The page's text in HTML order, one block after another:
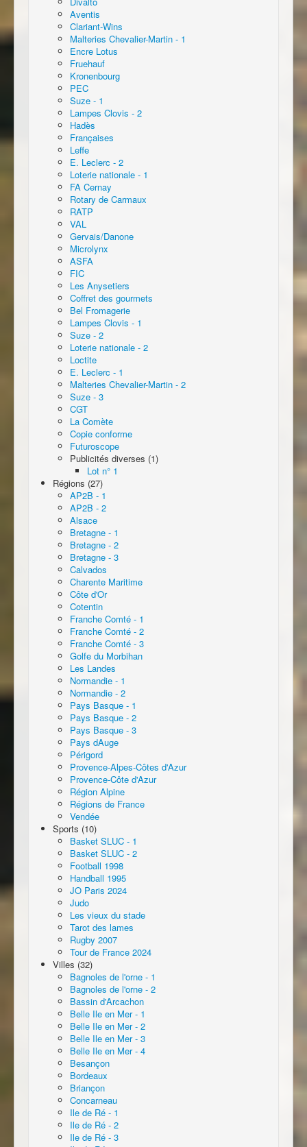
Aventis
Clariant-Wins
Malteries Chevalier-Martin - 1
Encre Lotus
Fruehauf
Kronenbourg
PEC
Suze - 1
Lampes Clovis - 2
Hadès
Françaises
Leffe
E. Leclerc - 2
Loterie nationale - 1
FA Cernay
Rotary de Carmaux
RATP
VAL
Gervais/Danone
Microlynx
ASFA
FIC
Les Anysetiers
Coffret des gourmets
Bel Fromagerie
Lampes Clovis - 1
Suze - 2
Loterie nationale - 2
Loctite
E. Leclerc - 1
Malteries Chevalier-Martin - 2
Suze - 3
CGT
La Comète
Copie conforme
Futuroscope
Publicités diverses (1)
Lot n° 1
Régions (27)
AP2B - 1
AP2B - 2
Alsace
Bretagne - 1
Bretagne - 2
Bretagne - 3
Calvados
Charente Maritime
Côte d'Or
Cotentin
Franche Comté - 1
Franche Comté - 2
Franche Comté - 3
Golfe du Morbihan
Les Landes
Normandie - 1
Normandie - 2
Pays Basque - 1
Pays Basque - 2
Pays Basque - 3
Pays dAuge
Périgord
Provence-Alpes-Côtes d'Azur
Provence-Côte d'Azur
Région Alpine
Régions de France
Vendée
Sports (10)
Basket SLUC - 1
Basket SLUC - 2
Football 1998
Handball 1995
JO Paris 2024
Judo
Les vieux du stade
Tarot des lames
Rugby 2007
Tour de France 2024
Villes (32)
Bagnoles de l'orne - 1
Bagnoles de l'orne - 2
Bassin d'Arcachon
Belle Ile en Mer - 1
Belle Ile en Mer - 2
Belle Ile en Mer - 3
Belle Ile en Mer - 4
Besançon
Bordeaux
Briançon
Concarneau
Ile de Ré - 1
Ile de Ré - 2
Ile de Ré - 3